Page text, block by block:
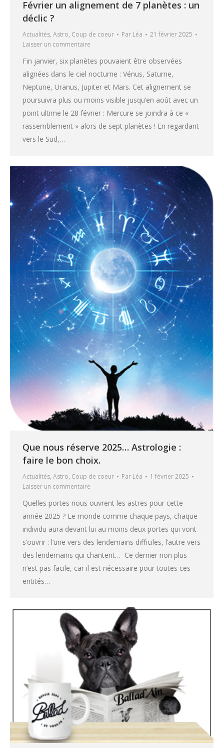
Février un alignement de 7 planètes : un
déclic ?
Actualités, Astro, Coup de coeur Par Léa
21 février 2025
Laisser un commentaire
Fin janvier, six planètes pouvaient être observées
alignées dans le ciel nocturne : Vénus, Saturne,
Neptune, Uranus, Jupiter et Mars. Cet alignement se
poursuivra plus ou moins visible jusqu’en août avec un
point ultime le 28 février : Mercure se joindra à ce «
rassemblement » alors de sept planètes ! En regardant
vers le Sud,…
Que nous réserve 2025… Astrologie :
faire le bon choix.
Actualités, Astro, Coup de coeur Par Léa
1 février 2025
Laisser un commentaire
Quelles portes nous ouvrent les astres pour cette
année 2025 ? Le monde comme chaque pays, chaque
individu aura devant lui au moins deux portes qui vont
s’ouvrir : l’une vers des lendemains difficiles, l’autre vers
des lendemains qui chantent… Ce dernier non plus
n’est pas facile, car il est nécessaire pour toutes ces
entités…